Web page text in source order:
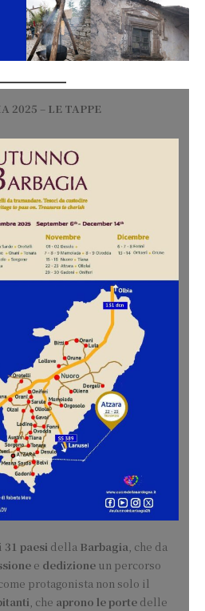
2025 – LE TAPPE
31 paesi della Barbagia, che da
e dedizione un percorso
protagonista non solo il
, che aprono le porte delle